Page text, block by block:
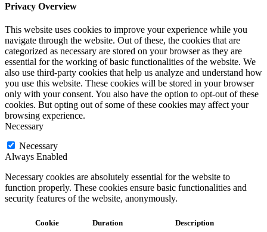
Privacy Overview
This website uses cookies to improve your experience while you
navigate through the website. Out of these, the cookies that are
categorized as necessary are stored on your browser as they are
essential for the working of basic functionalities of the website. We
also use third-party cookies that help us analyze and understand how
you use this website. These cookies will be stored in your browser
only with your consent. You also have the option to opt-out of these
cookies. But opting out of some of these cookies may affect your
browsing experience.
Necessary
Necessary
Always Enabled
Necessary cookies are absolutely essential for the website to
function properly. These cookies ensure basic functionalities and
security features of the website, anonymously.
Cookie Duration Description